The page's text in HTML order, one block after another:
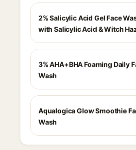
2% Salicylic Acid Gel Face
with Salicylic Acid & Witch
3% AHA+BHA Foaming Daily
Wash
Aqualogica Glow Smoothie
Wash